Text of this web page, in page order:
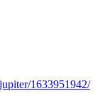
1633951942/